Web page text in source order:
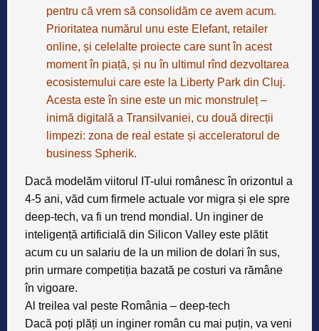
pentru că vrem să consolidăm ce avem acum.
Prioritatea numărul unu este Elefant, retailer
online, și celelalte proiecte care sunt în acest
moment în piață, și nu în ultimul rînd dezvoltarea
ecosistemului care este la Liberty Park din Cluj.
Acesta este în sine este un mic monstruleț –
inimă digitală a Transilvaniei, cu două direcții
limpezi: zona de real estate și acceleratorul de
business Spherik.
Dacă modelăm viitorul IT-ului românesc în orizontul a
4-5 ani, văd cum firmele actuale vor migra și ele spre
deep-tech, va fi un trend mondial. Un inginer de
inteligență artificială din Silicon Valley este plătit
acum cu un salariu de la un milion de dolari în sus,
prin urmare competiția bazată pe costuri va rămâne
în vigoare.
Al treilea val peste România – deep-tech
Dacă poți plăți un inginer român cu mai puțin, va veni